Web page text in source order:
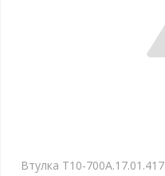
Втулка T10-700А.17.01.417